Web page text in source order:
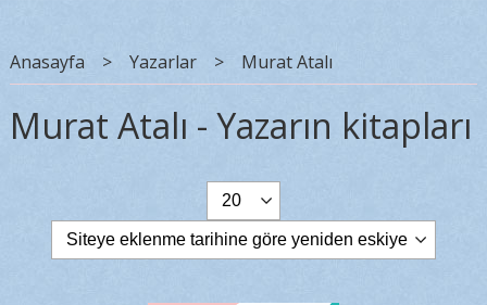
Anasayfa > Yazarlar > Murat Atalı
Murat Atalı - Yazarın kitapları